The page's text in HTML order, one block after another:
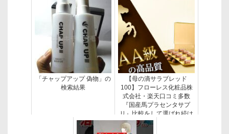
「チャップアップ 偽物」の
検索結果
【母の滴サラブレッド
100】フローレス化粧品株
式会社・楽天口コミ多数
『国産馬プラセンタサプ
リ』比較をして選ばれ続け